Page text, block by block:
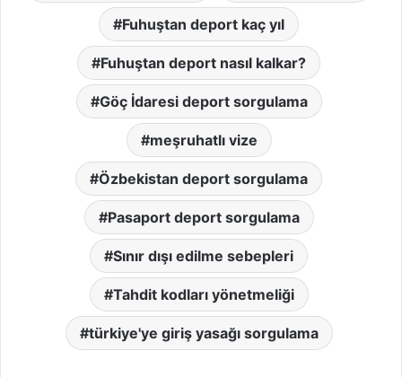
Fuhuştan deport kaç yıl
Fuhuştan deport nasıl kalkar?
Göç İdaresi deport sorgulama
meşruhatlı vize
Özbekistan deport sorgulama
Pasaport deport sorgulama
Sınır dışı edilme sebepleri
Tahdit kodları yönetmeliği
türkiye'ye giriş yasağı sorgulama